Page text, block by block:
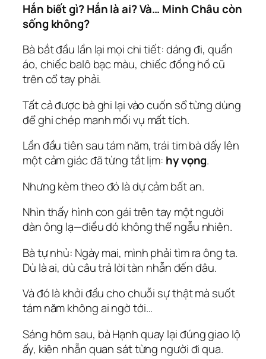
Hắn biết gì? Hắn là ai? Và… Minh Châu còn
sống không?
Bà bắt đầu lần lại mọi chi tiết: dáng đi, quần
áo, chiếc balô bạc màu, chiếc đồng hồ cũ
trên cổ tay phải.
Tất cả được bà ghi lại vào cuốn sổ từng dùng
để ghi chép manh mối vụ mất tích.
Lần đầu tiên sau tám năm, trái tim bà dấy lên
một cảm giác đã từng tắt lịm: hy vọng.
Nhưng kèm theo đó là dự cảm bất an.
Nhìn thấy hình con gái trên tay một người
đàn ông lạ—điều đó không thể ngẫu nhiên.
Bà tự nhủ: Ngày mai, mình phải tìm ra ông ta.
Dù là ai, dù câu trả lời tàn nhẫn đến đâu.
Và đó là khởi đầu cho chuỗi sự thật mà suốt
tám năm không ai ngờ tới…
Sáng hôm sau, bà Hạnh quay lại đúng giao lộ
ấy, kiên nhẫn quan sát từng người đi qua.